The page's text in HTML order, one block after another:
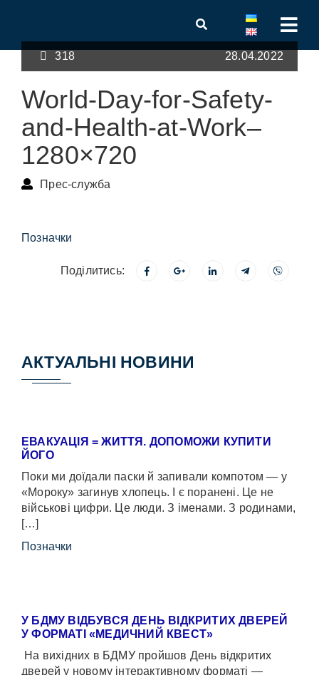
318 28.04.2022
World-Day-for-Safety-
and-Health-at-Work–
1280×720
Прес-служба
Позначки
Поділитись:
АКТУАЛЬНІ НОВИНИ
ЕВАКУАЦІЯ = ЖИТТЯ. ДОПОМОЖИ КУПИТИ
ЙОГО
Поки ми доїдали паски й запивали компотом — у
«Мороку» загинув хлопець. І є поранені. Це не
військові цифри. Це люди. З іменами. З родинами,
[…]
Позначки
У БДМУ ВІДБУВСЯ ДЕНЬ ВІДКРИТИХ ДВЕРЕЙ
У ФОРМАТІ «МЕДИЧНИЙ КВЕСТ»
На вихідних в БДМУ пройшов День відкритих
дверей у новому інтерактивному форматі —